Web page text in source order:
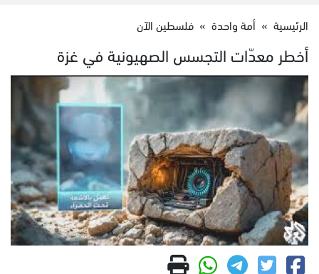
الرئيسية » أمة واحدة » فلسطين الآن
أخطر معدّات التجسس الصهيونية في غزة